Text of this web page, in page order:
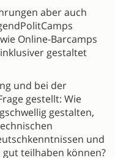
aber auch
Online-Barcamps
gestaltet
und bei der
gestellt: Wie
gestalten,
und
teilhaben können?